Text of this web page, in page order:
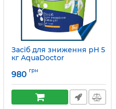
Засіб для зниження pH 5
кг AquaDoctor
980 грн